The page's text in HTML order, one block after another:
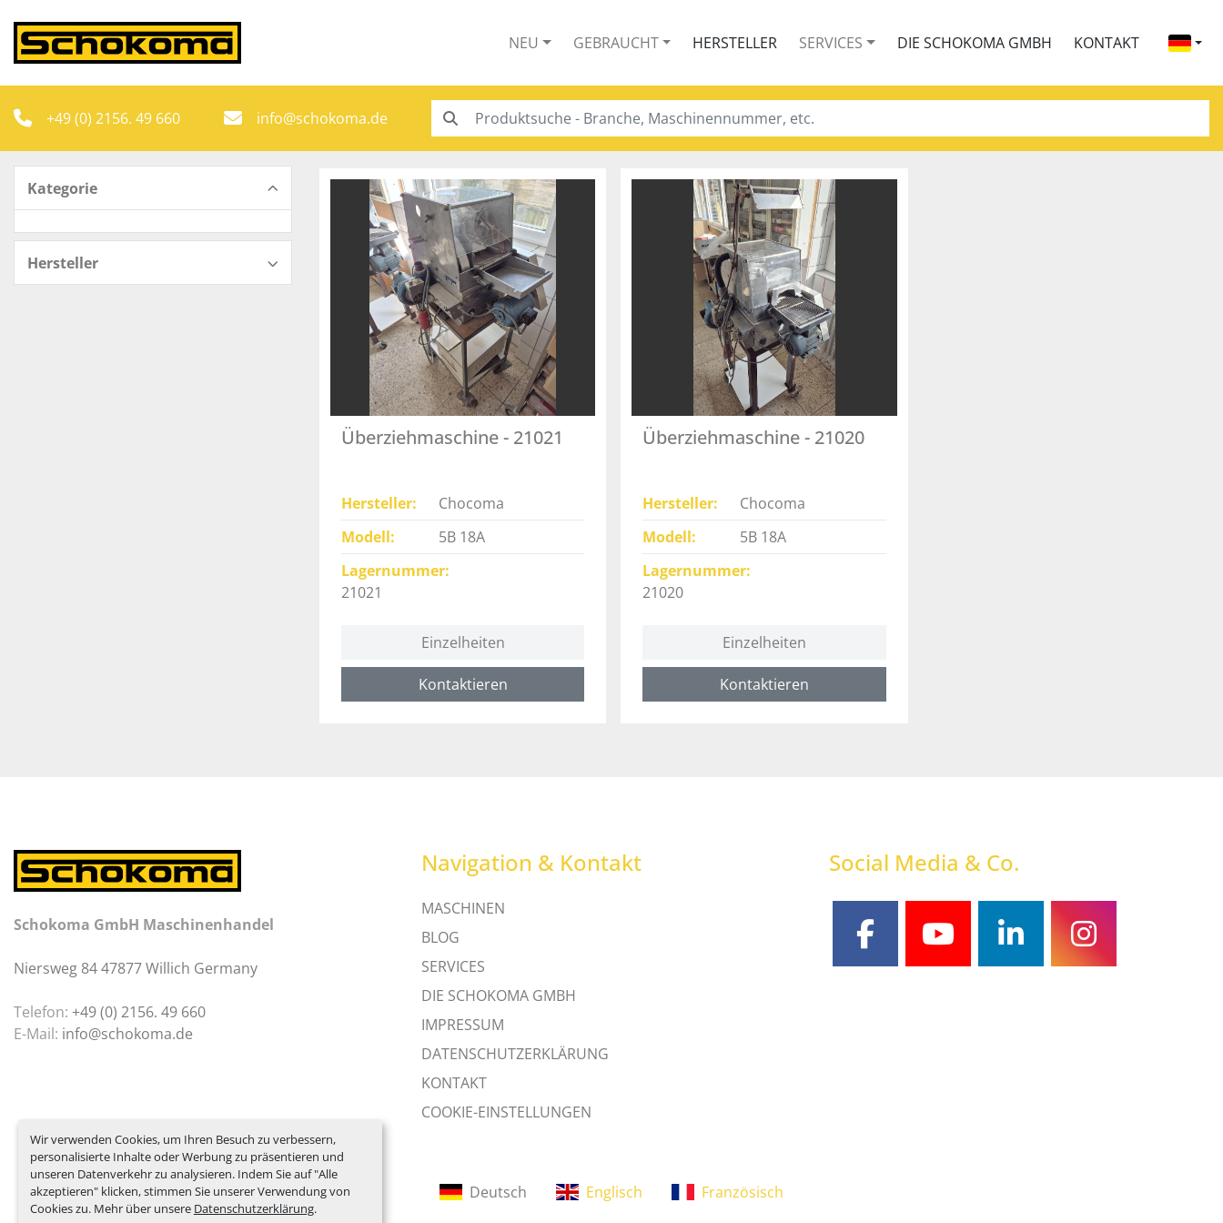
Wir verwenden Cookies, um Ihren Besuch zu verbessern,
personalisierte Inhalte oder Werbung zu präsentieren und
unseren Datenverkehr zu analysieren. Indem Sie auf "Alle
akzeptieren" klicken, stimmen Sie unserer Verwendung von
Cookies zu. Mehr über unsere Datenschutzerklärung.
NEU GEBRAUCHT HERSTELLER SERVICES DIE SCHOKOMA GMBH KONTAKT
+49 (0) 2156. 49 660 info@schokoma.de
Kategorie
Hersteller
Überziehmaschine - 21021
Hersteller
Chocoma
Modell
5B 18A
Lagernummer
21021
Einzelheiten
Kontaktieren
Überziehmaschine - 21020
Hersteller
Chocoma
Modell
5B 18A
Lagernummer
21020
Einzelheiten
Kontaktieren
Schokoma GmbH Maschinenhandel
Niersweg 84 47877 Willich Germany
Telefon: +49 (0) 2156. 49 660
E-Mail: info@schokoma.de
Navigation & Kontakt
MASCHINEN
BLOG
SERVICES
DIE SCHOKOMA GMBH
IMPRESSUM
DATENSCHUTZERKLÄRUNG
KONTAKT
COOKIE-EINSTELLUNGEN
Social Media & Co.
facebookyoutubelinkedininstagram
Deutsch Englisch Französisch